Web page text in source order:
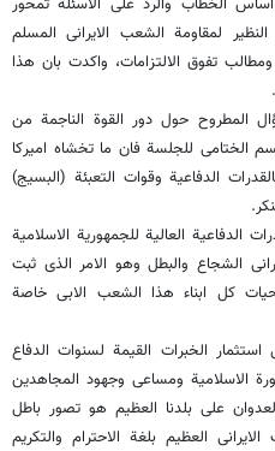
الخطاب والرد على الاسئلة تمحور
لمقاومة الشعب الایرانی المسلم
تفوق الالتزامات، واکدت بان هذا
المطروح حول دور القوة الناجمة من
الختامی للجلسة فان ما تخشاه امیرکا
الدفاعیة وقوات التعبئة (البسیج)
الدفاعیة العالیة للجمهوریة الاسلامیة
الشجاع والبطل وهو الامر الذی ثبت
کل ابناء هذا الشعب الابی خاصة
الخبرات القیمة لسنوات الدفاع
قائد الثورة الاسلامیة ومساعی وجهود المجاهدین
على بلدنا العظیم هو تصور باطل
العظیم بلغة الاحترام والتکریم